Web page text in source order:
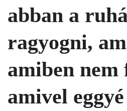
abban a
ragyogni,
amiben nem
amivel